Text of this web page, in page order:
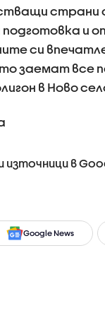
подготовка
си
заемат все
в Ново
източници в
Google News